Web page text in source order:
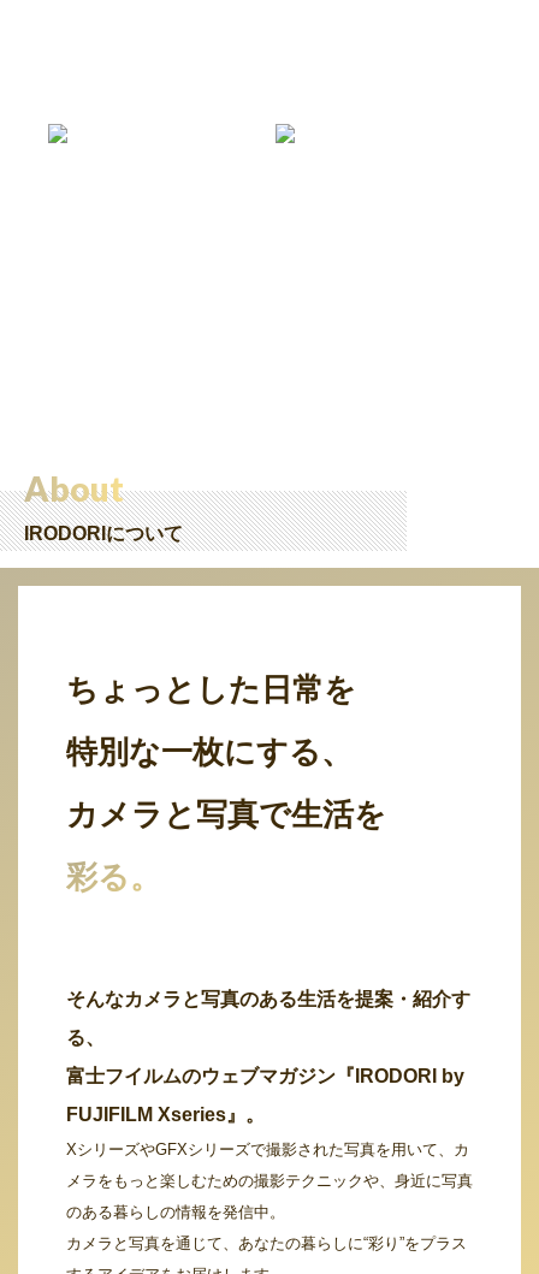
About
IRODORIについて
ちょっとした日常を
特別な一枚にする、
カメラと写真で生活を
彩る。
そんなカメラと写真のある生活を提案・紹介す
る、
富士フイルムのウェブマガジン『IRODORI by
FUJIFILM Xseries』。
XシリーズやGFXシリーズで撮影された写真を用いて、カ
メラをもっと楽しむための撮影テクニックや、身近に写真
のある暮らしの情報を発信中。
カメラと写真を通じて、あなたの暮らしに“彩り”をプラス